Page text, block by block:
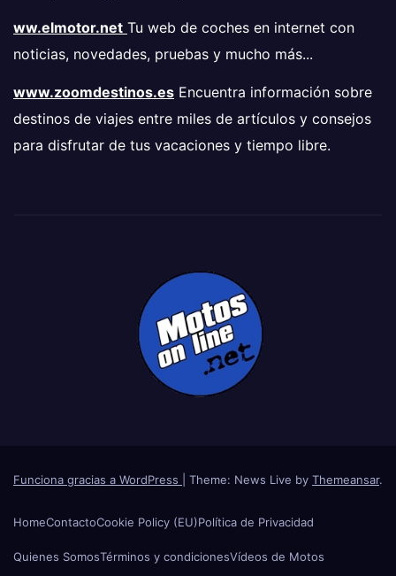
ww.elmotor.net Tu web de coches en internet con
noticias, novedades, pruebas y mucho más...
www.zoomdestinos.es Encuentra información sobre
destinos de viajes entre miles de artículos y consejos
para disfrutar de tus vacaciones y tiempo libre.
Funciona gracias a WordPress Theme: News Live by Themeansar.
HomeContactoCookie Policy (EU)Política de Privacidad
Quienes SomosTérminos y condicionesVídeos de Motos